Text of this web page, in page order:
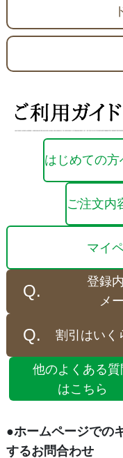
はじめての方
ご注文内
マイ
登録
メ
割引はいく
他のよくある質
はこちら
●ホームページでの
するお問合わせ